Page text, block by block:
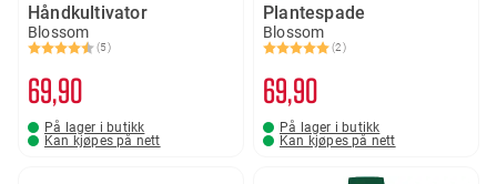
Håndkultivator
Blossom
Karakter:
(5)
4.4 av 5 mulige
69 90
På lager i butikk
Kan kjøpes på nett
Plantespade
Blossom
Karakter:
(2)
5.0 av 5 mulige
69 90
På lager i butikk
Kan kjøpes på nett